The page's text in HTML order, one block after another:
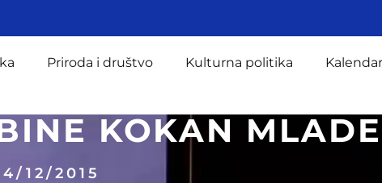
Priroda i društvo Kulturna politika Kalendar
KOKAN
12/2015